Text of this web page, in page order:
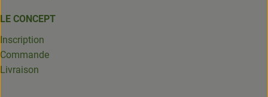
LE CONCEPT
Inscription
Commande
Livraison